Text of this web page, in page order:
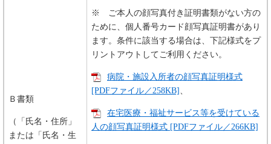
Ｂ書類
（「氏名・住所」
または「氏名・生
※ ご本人の顔写真付き証明書類がない方の
ために、個人番号カード顔写真証明書があり
ます。条件に該当する場合は、下記様式をプ
リントアウトしてご利用ください。
病院・施設入所者の顔写真証明様式
[PDFファイル／258KB] 、
在宅医療・福祉サービス等を受けている
人の顔写真証明様式 [PDFファイル／266KB]